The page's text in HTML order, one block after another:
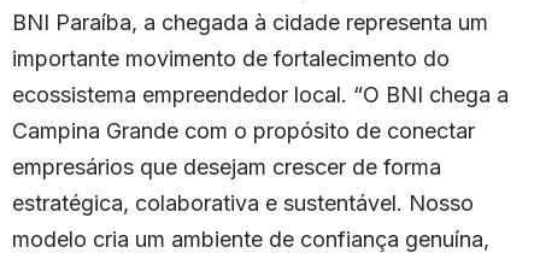
BNI Paraíba, a chegada à cidade representa um
importante movimento de fortalecimento do
ecossistema empreendedor local. “O BNI chega a
Campina Grande com o propósito de conectar
empresários que desejam crescer de forma
estratégica, colaborativa e sustentável. Nosso
modelo cria um ambiente de confiança genuína,